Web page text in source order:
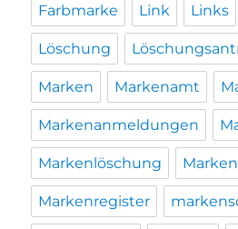
Farbmarke Link Links
Löschung
Marken Markenamt
Markenanmeldungen
Markenlöschung
Markenregister